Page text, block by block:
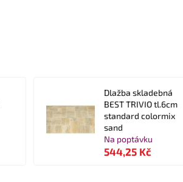
Dlažba skladebná
BEST TRIVIO tl.6cm
standard colormix
sand
Na poptávku
544,25 Kč